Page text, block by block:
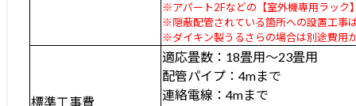
※アパート2Fなどの【室外機専用ラック
※隠蔽配管されている箇所への設置工事
※ダイキン製うるさらの場合は別途費用
標準工事費
適応畳数：18畳用～23畳用
配管パイプ：4mまで
連絡電線：4mまで